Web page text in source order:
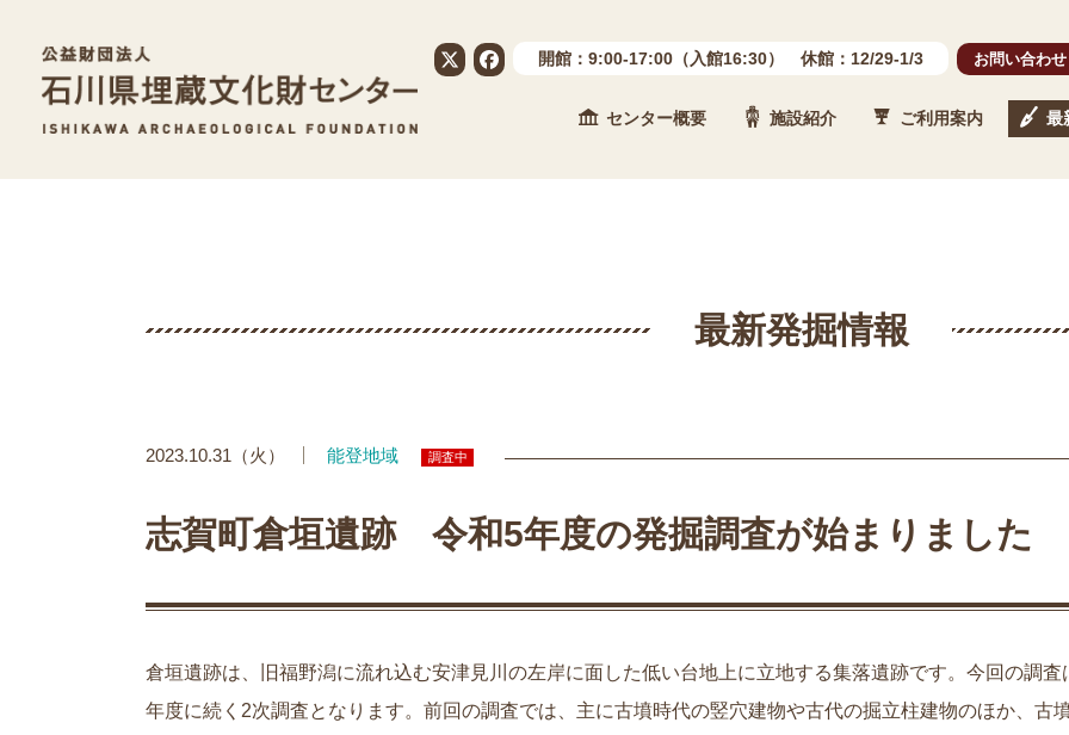
公益財団法人 石川県埋蔵文化財センター
開館：9:00-17:00（入館16:30） 休館：12/29-1/3 お問い合わせ
センター概要 施設紹介 ご利用案内 最
最新発掘情報
2023.10.31（火） 能登地域 調査中
志賀町倉垣遺跡 令和5年度の発掘調査が始まりました
倉垣遺跡は、旧福野潟に流れ込む安津見川の左岸に面した低い台地上に立地する集落遺跡です。今回の調査
年度に続く2次調査となります。前回の調査では、主に古墳時代の竪穴建物や古代の掘立柱建物のほか、古